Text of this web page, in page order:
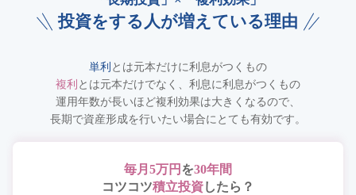
投資をする人が増えている理由
単利 とは元本だけに利息がつくもの
複利 とは元本だけでなく、利息に利息がつくもの
運用年数が長いほど複利効果は大きくなるので、
長期で資産形成を行いたい場合にとても有効です。
毎月5万円 を30年間
コツコツ積立投資 したら？